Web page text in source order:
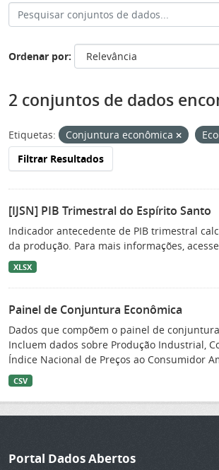
Ordenar por
2 conjuntos de dados
Etiquetas: Conjuntura econômica
Filtrar Resultados
[IJSN] PIB Trimestral do Espírito Santo
Indicador antecedente de PIB trimestral
da produção. Para mais informações,
XLSX
Painel de Conjuntura Econômica
Dados que compõem o painel de
Incluem dados sobre Produção Industrial,
Índice Nacional de Preços ao Consumidor
CSV
Portal Dados Abertos